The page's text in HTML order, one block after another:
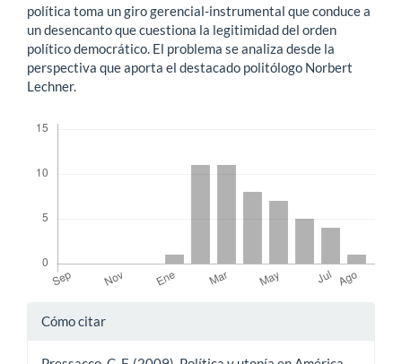
política toma un giro gerencial-instrumental que conduce a
un desencanto que cuestiona la legitimidad del orden
político democrático. El problema se analiza desde la
perspectiva que aporta el destacado politólogo Norbert
Lechner.
Detalles
Cómo citar